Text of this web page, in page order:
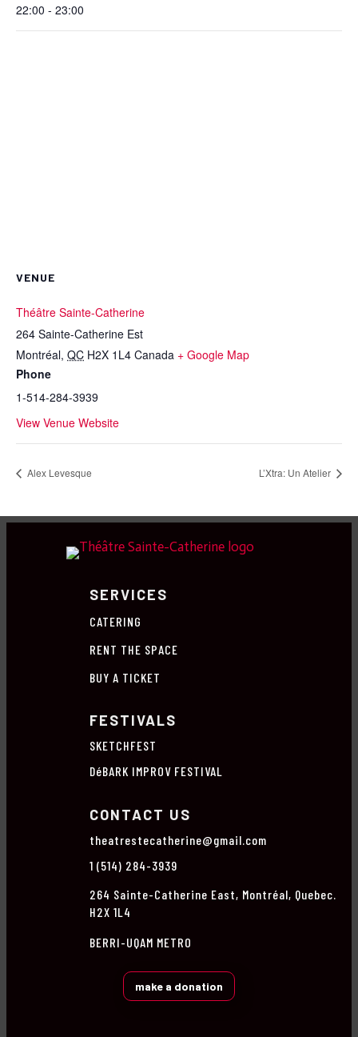
22:00 - 23:00
VENUE
Théâtre Sainte-Catherine
264 Sainte-Catherine Est
Montréal, QC H2X 1L4 Canada + Google Map
Phone
1-514-284-3939
View Venue Website
Alex Levesque L’Xtra: Un Atelier
SERVICES
CATERING
RENT THE SPACE
BUY A TICKET
FESTIVALS
SKETCHFEST
DéBARK IMPROV FESTIVAL
CONTACT US
theatrestecatherine@gmail.com
1 (514) 284-3939
264 Sainte-Catherine East, Montréal, Quebec.
H2X 1L4
BERRI-UQAM METRO
make a donation